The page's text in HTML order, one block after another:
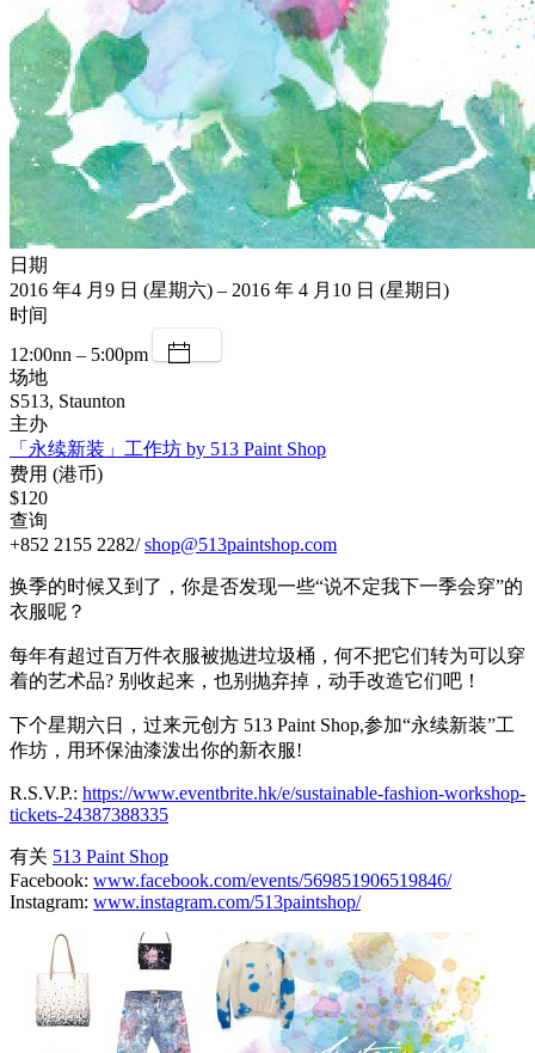
日期
2016 年4 月9 日 (星期六) – 2016 年 4 月10 日 (星期日)
时间
12:00nn – 5:00pm
场地
S513, Staunton
主办
「永续新装」工作坊 by 513 Paint Shop
费用 (港币)
$120
查询
+852 2155 2282/shop@513paintshop.com
换季的时候又到了，你是否发现一些“说不定我下一季会穿”的
衣服呢？
每年有超过百万件衣服被抛进垃圾桶，何不把它们转为可以穿
着的艺术品? 别收起来，也别抛弃掉，动手改造它们吧！
下个星期六日，过来元创方 513 Paint Shop,参加“永续新装”工
作坊，用环保油漆泼出你的新衣服!
R.S.V.P.: https://www.eventbrite.hk/e/sustainable-fashion-workshop-
tickets-24387388335
有关 513 Paint Shop
Facebook: www.facebook.com/events/569851906519846/
Instagram: www.instagram.com/513paintshop/